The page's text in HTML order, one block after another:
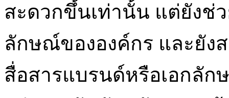
สะดวกขึ้นเท่านั้น แต่ยังช่
ลักษณ์ขององค์กร และยัง
สื่อสารแบรนด์หรือเอกลั